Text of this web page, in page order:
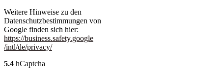
Weitere Hinweise zu den
Datenschutzbestimmungen von
Google finden sich hier:
https://business.safety.google
/intl/de/privacy/
5.4 hCaptcha